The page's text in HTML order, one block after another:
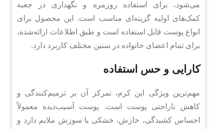
می‌شود، برای استفاده روزمره و نگهداری در جعبه
کمک‌های اولیه گزینه‌ای مناسب است. این محصول برای
انواع پوست قابل استفاده است و طبق اطلاعات ارائه‌شده،
برای تمام اعضای خانواده در سنین مختلف کاربرد دارد.
کارایی و حس استفاده
مهم‌ترین ویژگی این کرم، تمرکز آن بر ترمیم‌کنندگی و
کاهش ناراحتی پوست است. پوست آسیب‌دیده معمولاً
احساس کشیدگی، خارش، خشکی یا سوزش ملایم دارد و